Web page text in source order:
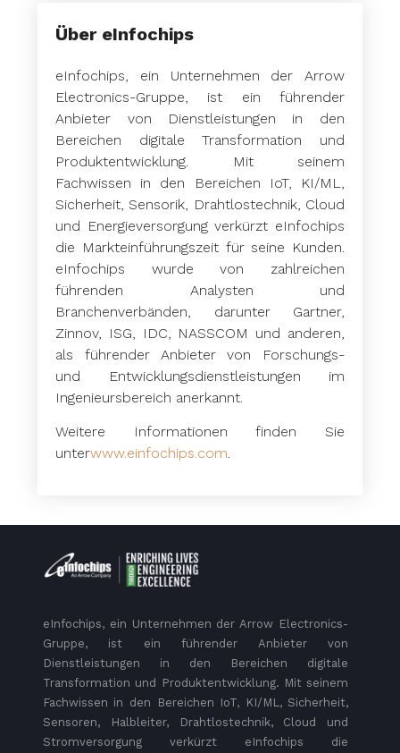
Über eInfochips
eInfochips, ein Unternehmen der Arrow
Electronics-Gruppe, ist ein führender
Anbieter von Dienstleistungen in den
Bereichen digitale Transformation und
Produktentwicklung. Mit seinem
Fachwissen in den Bereichen IoT, KI/ML,
Sicherheit, Sensorik, Drahtlostechnik, Cloud
und Energieversorgung verkürzt eInfochips
die Markteinführungszeit für seine Kunden.
eInfochips wurde von zahlreichen
führenden Analysten und
Branchenverbänden, darunter Gartner,
Zinnov, ISG, IDC, NASSCOM und anderen,
als führender Anbieter von Forschungs-
und Entwicklungsdienstleistungen im
Ingenieursbereich anerkannt.
Weitere Informationen finden Sie
unterwww.einfochips.com.
eInfochips, ein Unternehmen der Arrow Electronics-
Gruppe, ist ein führender Anbieter von
Dienstleistungen in den Bereichen digitale
Transformation und Produktentwicklung. Mit seinem
Fachwissen in den Bereichen IoT, KI/ML, Sicherheit,
Sensoren, Halbleiter, Drahtlostechnik, Cloud und
Stromversorgung verkürzt eInfochips die